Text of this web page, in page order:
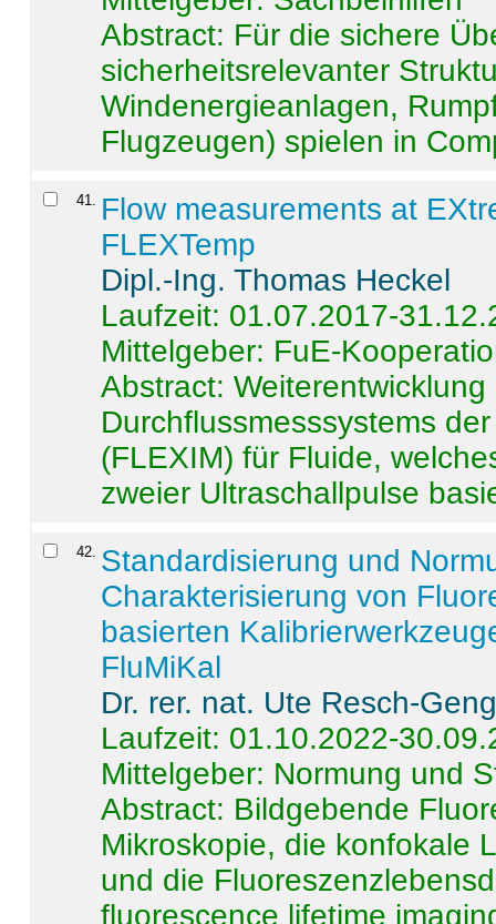
Abstract: Für die sichere
sicherheitsrelevanter
Windenergieanlagen,
Flugzeugen) spielen in
41. Flow measurements at
FLEXTemp
Dipl.-Ing. Thomas Heckel
Laufzeit: 01.07.2017-
Mittelgeber: FuE-
Abstract:
Durchflussmesssystems
(FLEXIM) für Fluide,
zweier Ultraschallpulse
42. Standardisierung und
Charakterisierung von
basierten
FluMiKal
Dr. rer. nat. Ute Resch-
Laufzeit: 01.10.2022-
Mittelgeber: Normung und
Abstract: Bildgebende
Mikroskopie, die konfokale
und die
fluorescence lifetime